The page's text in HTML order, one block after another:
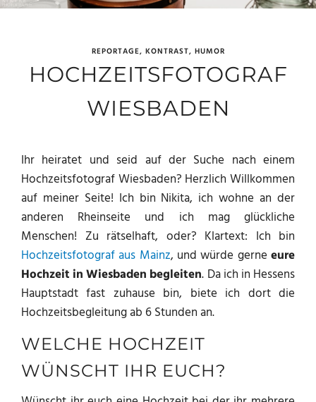
REPORTAGE, KONTRAST, HUMOR
HOCHZEITSFOTOGRAF
WIESBADEN
Ihr heiratet und seid auf der Suche nach einem
Hochzeitsfotograf Wiesbaden? Herzlich Willkommen
auf meiner Seite! Ich bin Nikita, ich wohne an der
anderen Rheinseite und ich mag glückliche
Menschen! Zu rätselhaft, oder? Klartext: Ich bin
Hochzeitsfotograf aus Mainz, und würde gerneeure
Hochzeit in Wiesbaden begleiten. Da ich in Hessens
Hauptstadt fast zuhause bin, biete ich dort die
Hochzeitsbegleitung ab 6 Stunden an.
WELCHE HOCHZEIT
WÜNSCHT IHR EUCH?